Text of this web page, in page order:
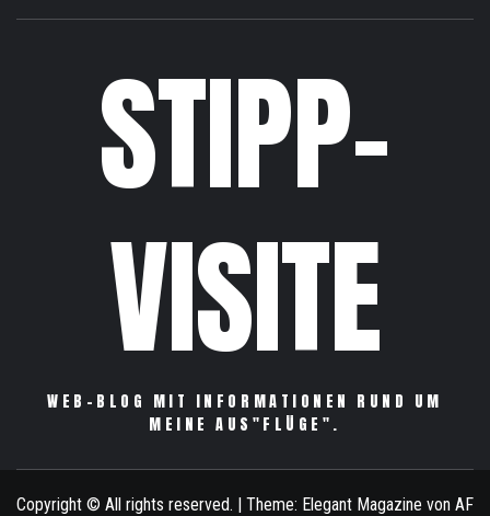
STIPP-
VISITE
WEB-BLOG MIT INFORMATIONEN RUND UM
MEINE AUS"FLÜGE".
Copyright © All rights reserved. Theme: Elegant Magazine von AF